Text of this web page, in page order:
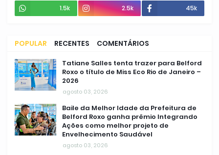
1.5k 2.5k 45k
POPULAR RECENTES COMENTÁRIOS
Tatiane Salles tenta trazer para Belford
Roxo o título de Miss Eco Rio de Janeiro –
2026
agosto 03, 2026
Baile da Melhor Idade da Prefeitura de
Belford Roxo ganha prêmio Integrando
Ações como melhor projeto de
Envelhecimento Saudável
agosto 03, 2026